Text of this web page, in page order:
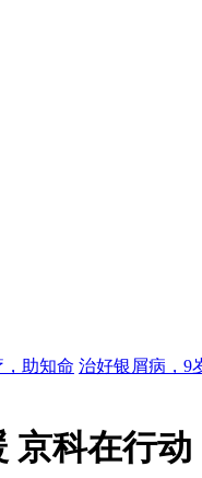
助知命 治好银屑病，9
京科在行动